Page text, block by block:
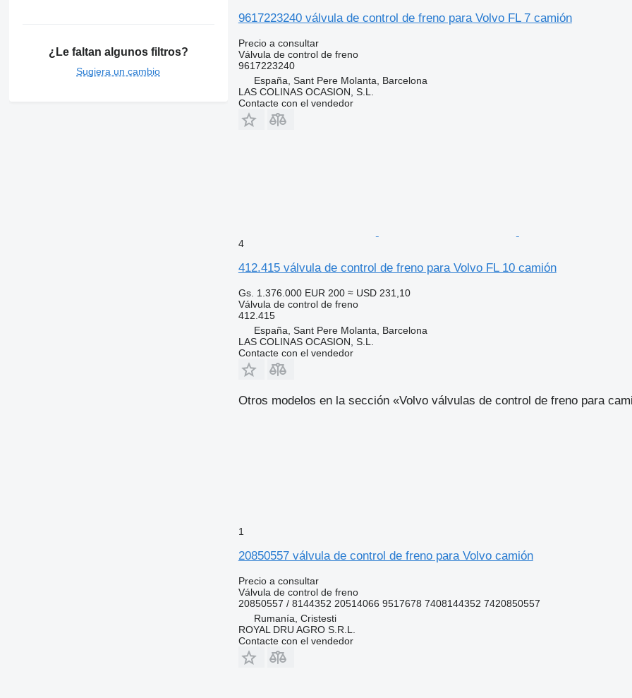
¿Le faltan algunos filtros?
Sugiera un cambio
9617223240 válvula de control de freno para Volvo FL 7 camión
Precio a consultar
Válvula de control de freno
9617223240
España, Sant Pere Molanta, Barcelona
LAS COLINAS OCASION, S.L.
Contacte con el vendedor
4
412.415 válvula de control de freno para Volvo FL 10 camión
Gs. 1.376.000 EUR 200 ≈ USD 231,10
Válvula de control de freno
412.415
España, Sant Pere Molanta, Barcelona
LAS COLINAS OCASION, S.L.
Contacte con el vendedor
Otros modelos en la sección «Volvo válvulas de control de freno para
1
20850557 válvula de control de freno para Volvo camión
Precio a consultar
Válvula de control de freno
20850557 / 8144352 20514066 9517678 7408144352 7420850557
Rumanía, Cristesti
ROYAL DRU AGRO S.R.L.
Contacte con el vendedor